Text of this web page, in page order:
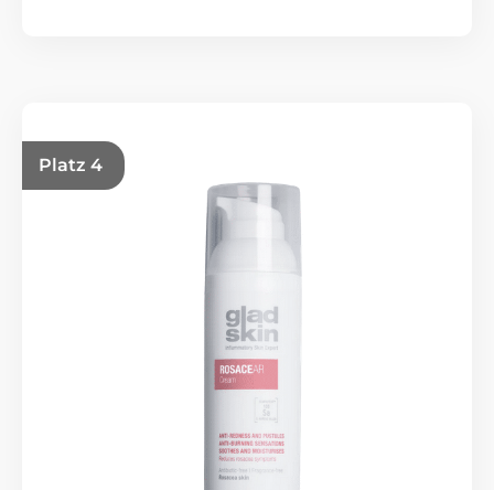
Platz 4